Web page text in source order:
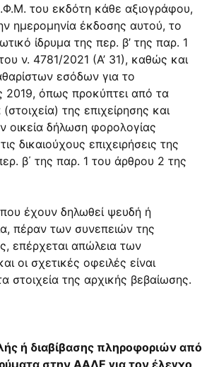
του εκδότη κάθε αξιογράφου,
ημερομηνία έκδοσης αυτού, το
ίδρυμα της περ. β’ της παρ. 1
ν. 4781/2021 (Α’ 31), καθώς και
εσόδων για το
2019, όπως προκύπτει από τα
της επιχείρησης και
οικεία δήλωση φορολογίας
δικαιούχους επιχειρήσεις της
β΄ της παρ. 1 του άρθρου 2 της
έχουν δηλωθεί ψευδή ή
πέραν των συνεπειών της
επέρχεται απώλεια των
οι σχετικές οφειλές είναι
στοιχεία της αρχικής βεβαίωσης.
ή διαβίβασης πληροφοριών από
στην ΑΑΔΕ για τον έλεγχο